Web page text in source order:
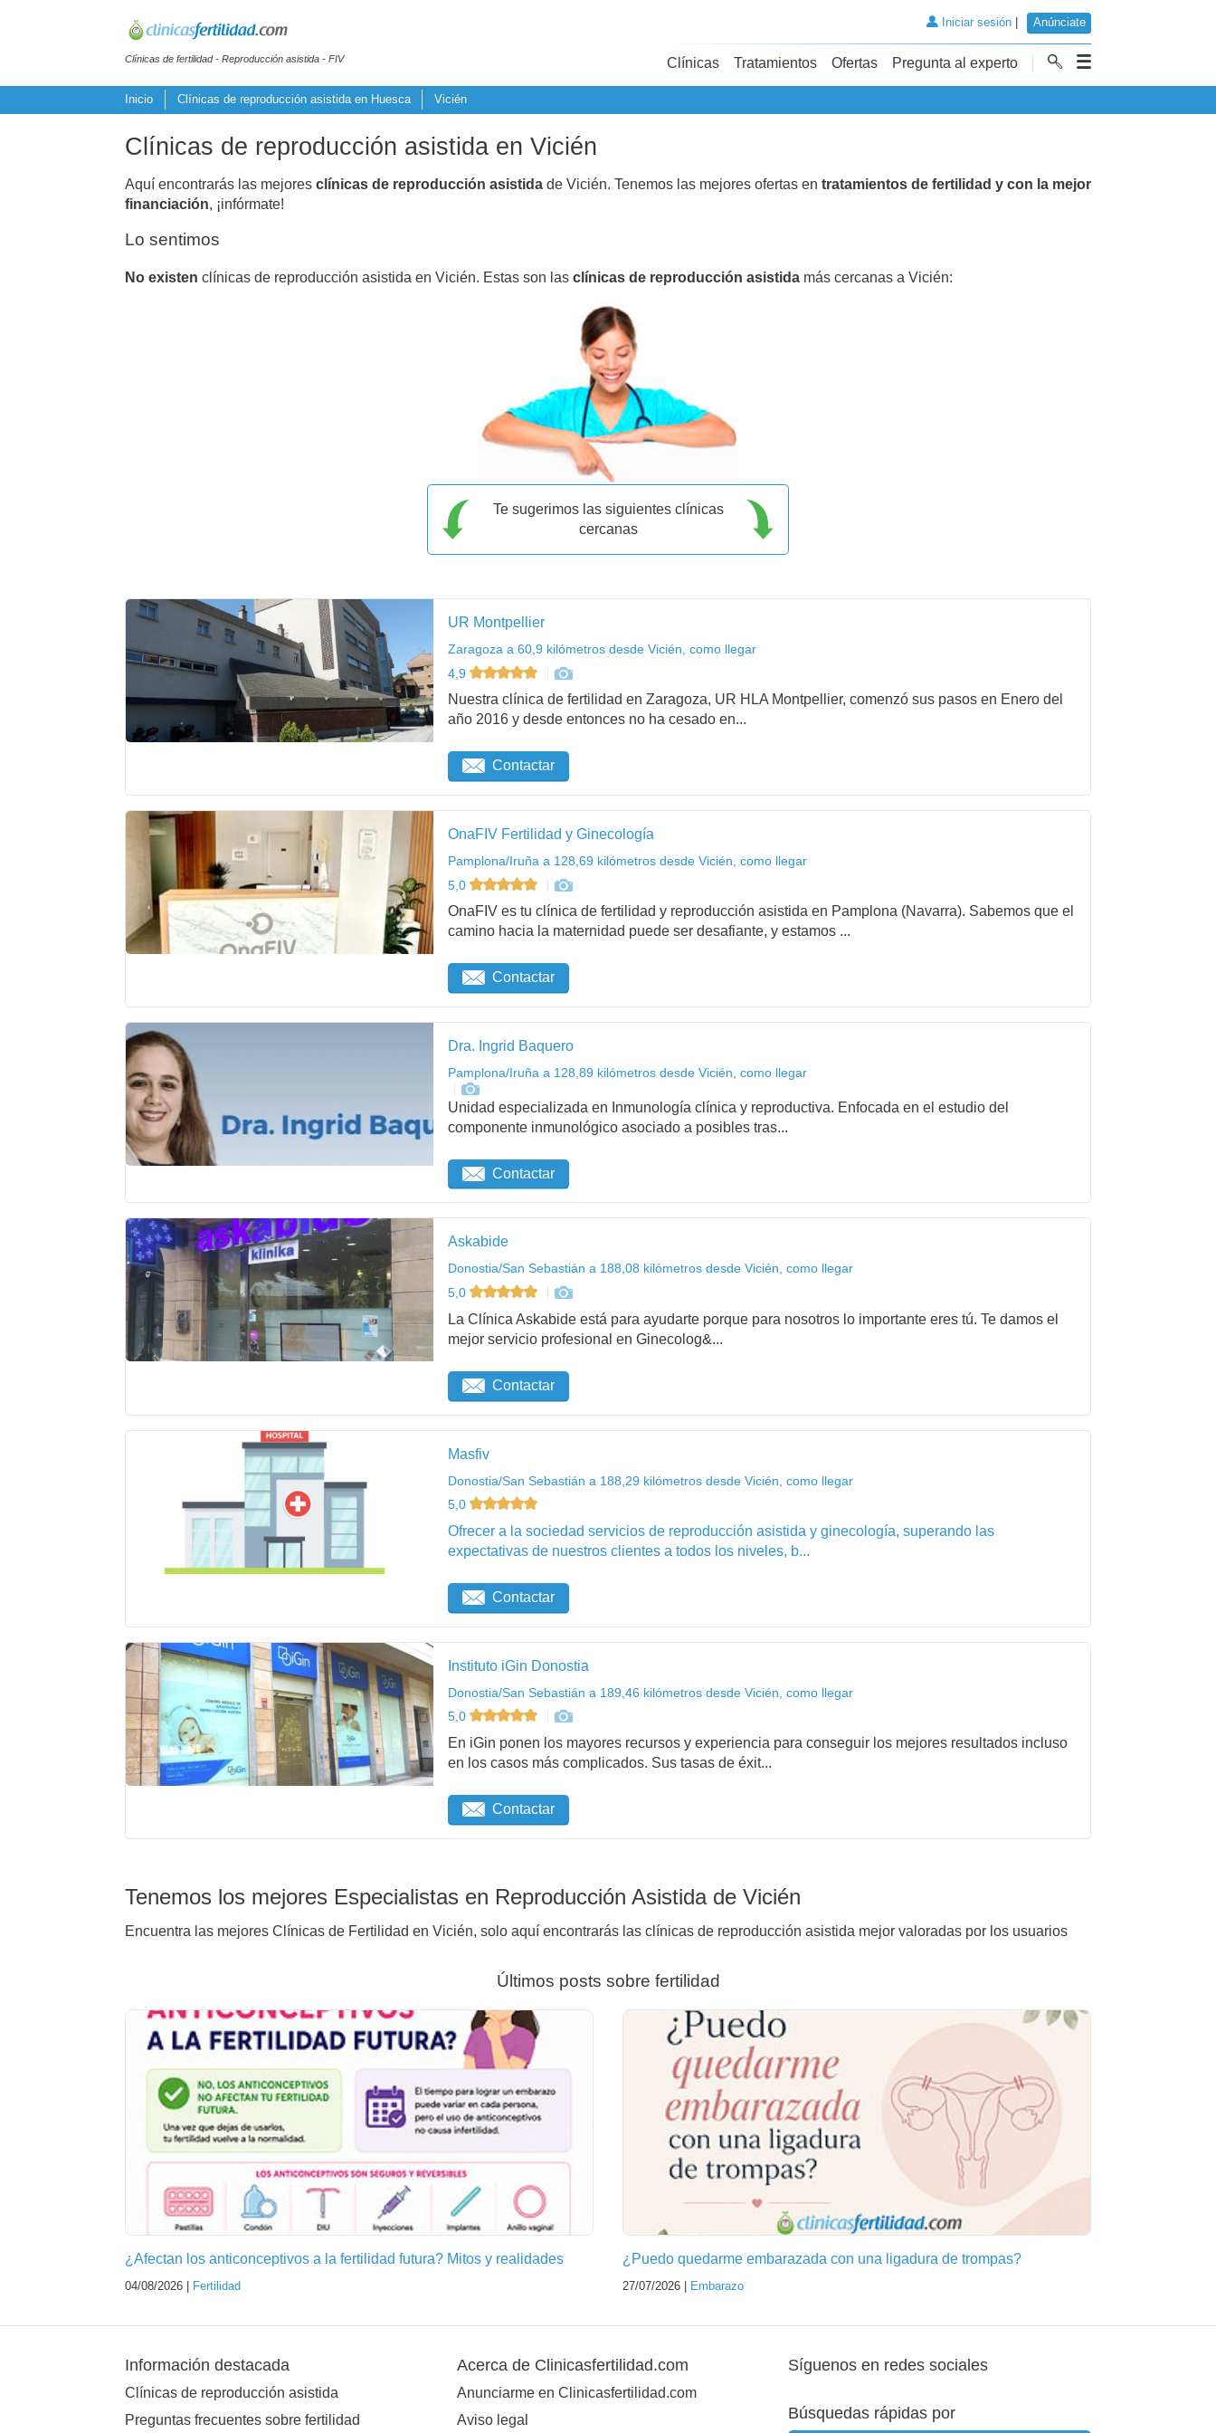
Clínicas de fertilidad - Reproducción asistida - FIV
Iniciar sesión| Anúnciate
Clínicas Tratamientos Ofertas Pregunta al experto
Inicio Clínicas de reproducción asistida en Huesca Vicién
Clínicas de reproducción asistida en Vicién
Aquí encontrarás las mejores clínicas de reproducción asistida de Vicién. Tenemos las mejores ofertas en tratamientos de fertilidad y con la mejor
financiación, ¡infórmate!
Lo sentimos
No existen clínicas de reproducción asistida en Vicién. Estas son las clínicas de reproducción asistida más cercanas a Vicién:
Te sugerimos las siguientes clínicas
cercanas
UR Montpellier
Zaragoza a 60,9 kilómetros desde Vicién, como llegar
4,9
Nuestra clínica de fertilidad en Zaragoza, UR HLA Montpellier, comenzó sus pasos en Enero del
año 2016 y desde entonces no ha cesado en...
Contactar
OnaFIV Fertilidad y Ginecología
Pamplona/Iruña a 128,69 kilómetros desde Vicién, como llegar
5,0
OnaFIV es tu clínica de fertilidad y reproducción asistida en Pamplona (Navarra). Sabemos que el
camino hacia la maternidad puede ser desafiante, y estamos ...
Contactar
Dra. Ingrid Baquero
Pamplona/Iruña a 128,89 kilómetros desde Vicién, como llegar
Unidad especializada en Inmunología clínica y reproductiva. Enfocada en el estudio del
componente inmunológico asociado a posibles tras...
Contactar
Askabide
Donostia/San Sebastián a 188,08 kilómetros desde Vicién, como llegar
5,0
La Clínica Askabide está para ayudarte porque para nosotros lo importante eres tú. Te damos el
mejor servicio profesional en Ginecolog&...
Contactar
Masfiv
Donostia/San Sebastián a 188,29 kilómetros desde Vicién, como llegar
5,0
Ofrecer a la sociedad servicios de reproducción asistida y ginecología, superando las
expectativas de nuestros clientes a todos los niveles, b...
Contactar
Instituto iGin Donostia
Donostia/San Sebastián a 189,46 kilómetros desde Vicién, como llegar
5,0
En iGin ponen los mayores recursos y experiencia para conseguir los mejores resultados incluso
en los casos más complicados. Sus tasas de éxit...
Contactar
Tenemos los mejores Especialistas en Reproducción Asistida de Vicién
Encuentra las mejores Clínicas de Fertilidad en Vicién, solo aquí encontrarás las clínicas de reproducción asistida mejor valoradas por los usuarios
Últimos posts sobre fertilidad
¿Afectan los anticonceptivos a la fertilidad futura? Mitos y realidades
04/08/2026 | Fertilidad
¿Puedo quedarme embarazada con una ligadura de trompas?
27/07/2026 | Embarazo
Información destacada
Clínicas de reproducción asistida
Preguntas frecuentes sobre fertilidad
Acerca de Clinicasfertilidad.com
Anunciarme en Clinicasfertilidad.com
Aviso legal
Síguenos en redes sociales
Búsquedas rápidas por